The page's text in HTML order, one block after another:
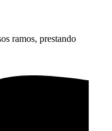
ramos, prestando